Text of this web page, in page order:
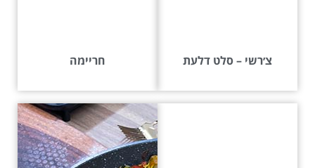
צ׳רשי – סלט דלעת חריימה